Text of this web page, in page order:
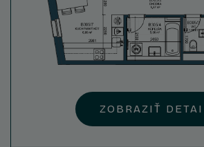
ZOBRAZIŤ